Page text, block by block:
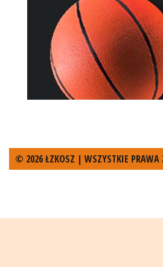
© 2026 ŁZKOSZ | WSZYSTKIE PRAWA